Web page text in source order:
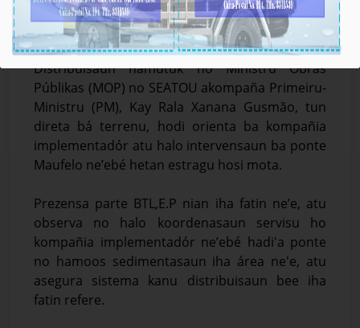
Dili, 11 Fevereiru 2026. Prezidente Komisaun
Ezekutiva (KE) Bee Timor-Leste, Empreza Públika
(BTL, E.P), Gustavo da Cruz ho Jestór
Distribuisaun hamutuk ho Ministru Obras
Públikas (MOP) no SEATOU akompaña Primeiru-
Ministru (PM), Kay Rala Xanana Gusmão, tun
direta bá terrenu, hodi orienta ba kompañia
implementadór atu halo intervensaun ba ponte
Maufelo ne’ebé hetan estragu hosi mota.
Prezensa parte BTL,E.P nian iha fatin ne’e, atu
observa no halo koordenasaun servisu ho
kompañia implementadór ne’ebé hadi'a ponte
no hamoos sedimentasaun iha área ne'e, atu
asegura sistema kanu distribuisaun bee iha
fatin refere.